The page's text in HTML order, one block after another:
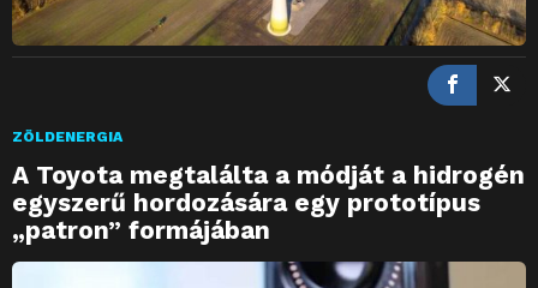
ZÖLDENERGIA
A Toyota megtalálta a módját a hidrogén
egyszerű hordozására egy prototípus
„patron” formájában